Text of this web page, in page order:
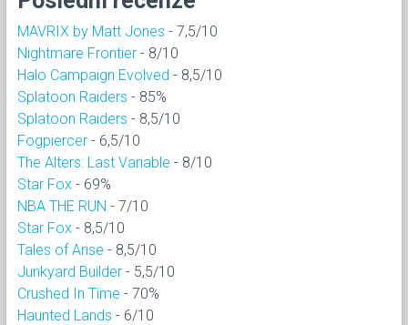
MAVRIX by Matt Jones - 7,5/10
Nightmare Frontier - 8/10
Halo Campaign Evolved - 8,5/10
Splatoon Raiders - 85%
Splatoon Raiders - 8,5/10
Fogpiercer - 6,5/10
The Alters: Last Variable - 8/10
Star Fox - 69%
NBA THE RUN - 7/10
Star Fox - 8,5/10
Tales of Arise - 8,5/10
Junkyard Builder - 5,5/10
Crushed In Time - 70%
Haunted Lands - 6/10